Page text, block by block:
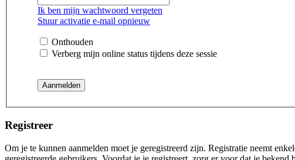
Ik ben mijn wachtwoord vergeten
Stuur activatie e-mail opnieuw
Onthouden
Verberg mijn online status tijdens deze sessie
Registreer
Om je te kunnen aanmelden moet je geregistreerd zijn. Registratie neemt